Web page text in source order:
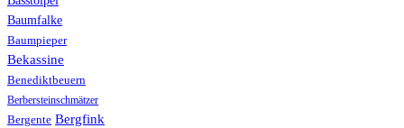
Baumfalke
Baumpieper
Bekassine
Benediktbeuern
Berbersteinschmätzer
Bergente Bergfink